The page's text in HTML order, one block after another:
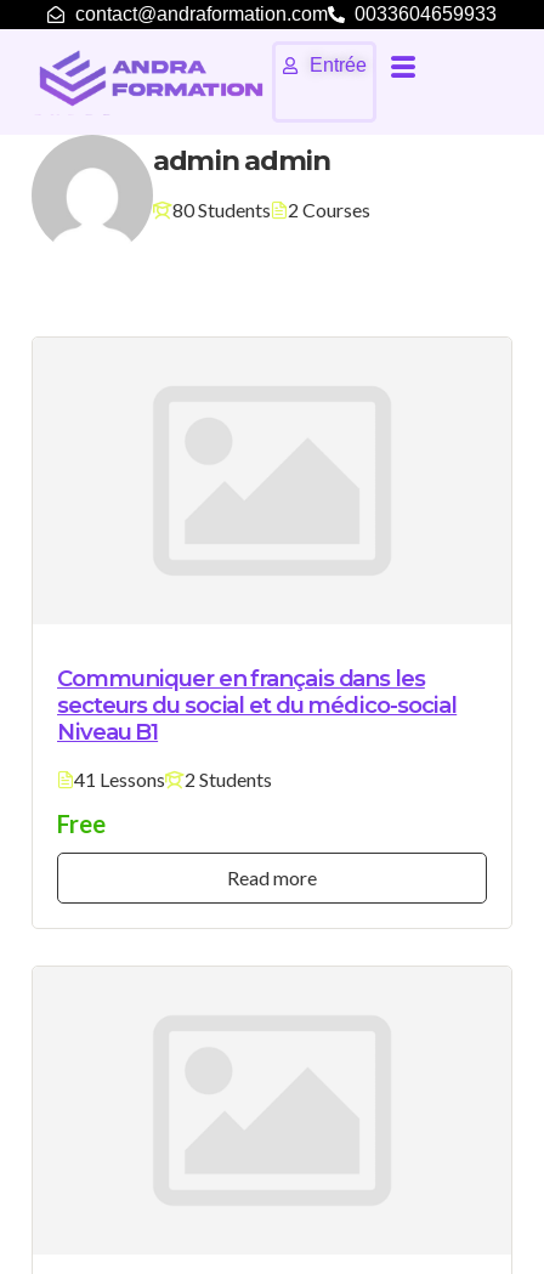
contact@andraformation.com 0033604659933
Entrée
admin admin
80 Students 2 Courses
Communiquer en français dans les
secteurs du social et du médico-social
Niveau B1
41 Lessons 2 Students
Free
Read more